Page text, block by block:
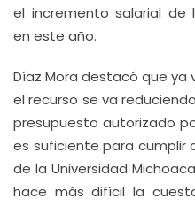
el incremento salarial de
en este año.
Díaz Mora destacó que
el recurso se va
presupuesto autorizado
es suficiente para cumplir
de la Universidad
hace más difícil la